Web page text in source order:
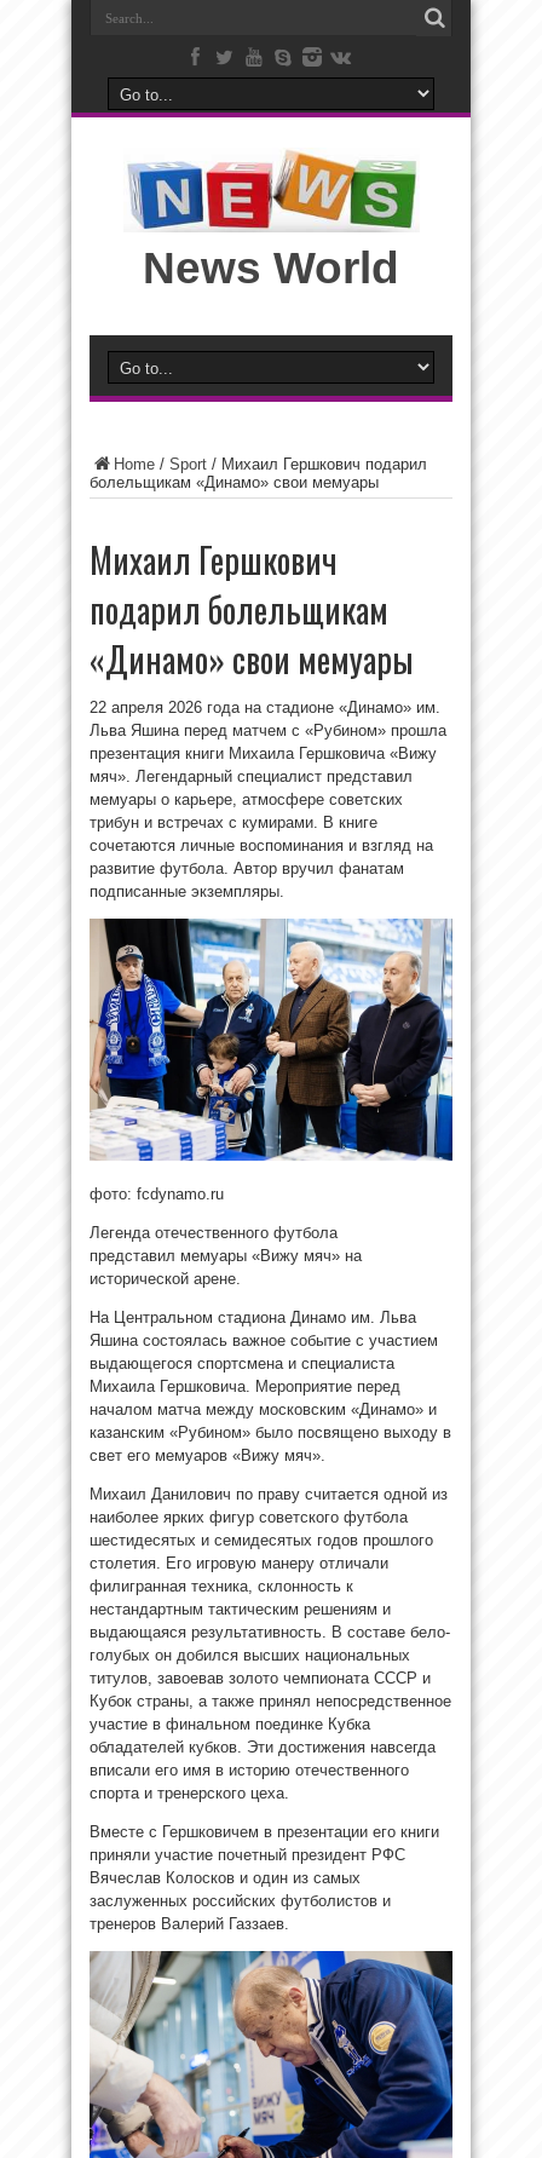
News World
Home / Sport / Михаил Гершкович подарил
болельщикам «Динамо» свои мемуары
Михаил Гершкович
подарил болельщикам
«Динамо» свои мемуары
22 апреля 2026 года на стадионе «Динамо» им.
Льва Яшина перед матчем с «Рубином» прошла
презентация книги Михаила Гершковича «Вижу
мяч». Легендарный специалист представил
мемуары о карьере, атмосфере советских
трибун и встречах с кумирами. В книге
сочетаются личные воспоминания и взгляд на
развитие футбола. Автор вручил фанатам
подписанные экземпляры.
фото: fcdynamo.ru
Легенда отечественного футбола
представил мемуары «Вижу мяч» на
исторической арене.
На Центральном стадиона Динамо им. Льва
Яшина состоялась важное событие с участием
выдающегося спортсмена и специалиста
Михаила Гершковича. Мероприятие перед
началом матча между московским «Динамо» и
казанским «Рубином» было посвящено выходу в
свет его мемуаров «Вижу мяч».
Михаил Данилович по праву считается одной из
наиболее ярких фигур советского футбола
шестидесятых и семидесятых годов прошлого
столетия. Его игровую манеру отличали
филигранная техника, склонность к
нестандартным тактическим решениям и
выдающаяся результативность. В составе бело-
голубых он добился высших национальных
титулов, завоевав золото чемпионата СССР и
Кубок страны, а также принял непосредственное
участие в финальном поединке Кубка
обладателей кубков. Эти достижения навсегда
вписали его имя в историю отечественного
спорта и тренерского цеха.
Вместе с Гершковичем в презентации его книги
приняли участие почетный президент РФС
Вячеслав Колосков и один из самых
заслуженных российских футболистов и
тренеров Валерий Газзаев.